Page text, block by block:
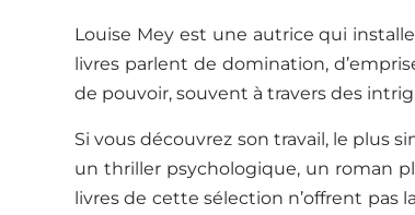
Louise Mey est une autrice qui
livres parlent de domination,
de pouvoir, souvent à travers des
Si vous découvrez son travail, le plus
un thriller psychologique, un roman
livres de cette sélection n’offrent pas